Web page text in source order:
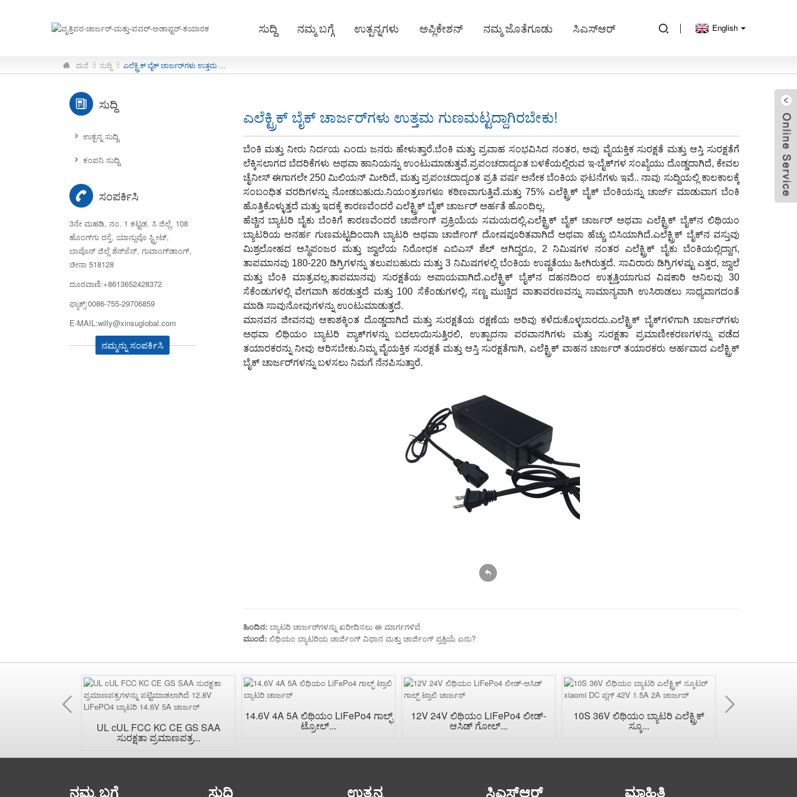
ಸುದ್ದಿ ನಮ್ಮ ಬಗ್ಗೆ ಉತ್ಪನ್ನಗಳು ಅಪ್ಲಿಕೇಶನ್ ನಮ್ಮ ಜೊತೆಗೂಡು ಸಿಎಸ್ಆರ್ English
ಮನೆ ಸುದ್ದಿ
ಸುದ್ದಿ
ಉತ್ಪನ್ನ ಸುದ್ದಿ
ಕಂಪನಿ ಸುದ್ದಿ
ಸಂಪರ್ಕಿಸಿ
3ನೇ ಮಹಡಿ, ನಂ. 1 ಕಟ್ಟಡ, ಸಿ ಜಿಲ್ಲೆ, 108
ಹೊಂಗ್‌ಗು ರಸ್ತೆ, ಯಾನ್ಲುವೊ ಸ್ಟ್ರೀಟ್,
ಬಾವೊನ್ ಜಿಲ್ಲೆ ಶೆನ್‌ಜೆನ್, ಗುವಾಂಗ್‌ಡಾಂಗ್,
ಚೀನಾ 518128
ದೂರವಾಣಿ:+8613652428372
ಫ್ಯಾಕ್ಸ್:0086-755-29706859
E-MAIL:willy@xinsuglobal.com
ನಮ್ಮನ್ನು ಸಂಪರ್ಕಿಸಿ
ಎಲೆಕ್ಟ್ರಿಕ್ ಬೈಕ್ ಚಾರ್ಜರ್‌ಗಳು ಉತ್ತಮ ಗುಣಮಟ್ಟದ್ದಾಗಿರಬೇಕು!
ಬೆಂಕಿ ಮತ್ತು ನೀರು ನಿರ್ದಯ ಎಂದು ಜನರು ಹೇಳುತ್ತಾರೆ.ಬೆಂಕಿ ಮತ್ತು ಪ್ರವಾಹ ಸಂಭವಿಸಿದ ನಂತರ, ಅವು ವೈಯಕ್ತಿಕ ಸುರಕ್ಷತೆ ಮತ್ತು ಆಸ್ತಿ ಸುರಕ್ಷತೆಗೆ
ಲೆಕ್ಕಿಸಲಾಗದ ಬೆದರಿಕೆಗಳು ಅಥವಾ ಹಾನಿಯನ್ನು ಉಂಟುಮಾಡುತ್ತವೆ.ಪ್ರಪಂಚದಾದ್ಯಂತ ಬಳಕೆಯಲ್ಲಿರುವ ಇ-ಬೈಕ್‌ಗಳ ಸಂಖ್ಯೆಯು ದೊಡ್ಡದಾಗಿದೆ, ಕೇವಲ
ಚೈನೀಸ್ ಈಗಾಗಲೇ 250 ಮಿಲಿಯನ್ ಮೀರಿದೆ, ಮತ್ತು ಪ್ರಪಂಚದಾದ್ಯಂತ ಪ್ರತಿ ವರ್ಷ ಅನೇಕ ಬೆಂಕಿಯ ಘಟನೆಗಳು ಇವೆ.. ನಾವು ಸುದ್ದಿಯಲ್ಲಿ ಕಾಲಕಾಲಕ್ಕೆ
ಸಂಬಂಧಿತ ವರದಿಗಳನ್ನು ನೋಡಬಹುದು.ನಿಯಂತ್ರಣಗಳೂ ಕಠಿಣವಾಗುತ್ತಿವೆ.ಮತ್ತು 75% ಎಲೆಕ್ಟ್ರಿಕ್ ಬೈಕ್ ಬೆಂಕಿಯನ್ನು ಚಾರ್ಜ್ ಮಾಡುವಾಗ ಬೆಂಕಿ
ಹೊತ್ತಿಕೊಳ್ಳುತ್ತದೆ ಮತ್ತು ಇದಕ್ಕೆ ಕಾರಣವೆಂದರೆ ಎಲೆಕ್ಟ್ರಿಕ್ ಬೈಕ್ ಚಾರ್ಜರ್ ಅರ್ಹತೆ ಹೊಂದಿಲ್ಲ.
ಹೆಚ್ಚಿನ ಬ್ಯಾಟರಿ ಬೈಕು ಬೆಂಕಿಗೆ ಕಾರಣವೆಂದರೆ ಚಾರ್ಜಿಂಗ್ ಪ್ರಕ್ರಿಯೆಯ ಸಮಯದಲ್ಲಿ.ಎಲೆಕ್ಟ್ರಿಕ್ ಬೈಕ್ ಚಾರ್ಜರ್ ಅಥವಾ ಎಲೆಕ್ಟ್ರಿಕ್ ಬೈಕ್‌ನ ಲಿಥಿಯಂ
ಬ್ಯಾಟರಿಯ ಅನರ್ಹ ಗುಣಮಟ್ಟದಿಂದಾಗಿ ಬ್ಯಾಟರಿ ಅಥವಾ ಚಾರ್ಜಿಂಗ್ ದೋಷಪೂರಿತವಾಗಿದೆ ಅಥವಾ ಹೆಚ್ಚು ಬಿಸಿಯಾಗಿದೆ.ಎಲೆಕ್ಟ್ರಿಕ್ ಬೈಕ್‌ನ ವಸ್ತುವು
ಮಿಶ್ರಲೋಹದ ಅಸ್ಥಿಪಂಜರ ಮತ್ತು ಜ್ವಾಲೆಯ ನಿರೋಧಕ ಎಬಿಎಸ್ ಶೆಲ್ ಆಗಿದ್ದರೂ, 2 ನಿಮಿಷಗಳ ನಂತರ ಎಲೆಕ್ಟ್ರಿಕ್ ಬೈಕು ಬೆಂಕಿಯಲ್ಲಿದ್ದಾಗ,
ತಾಪಮಾನವು 180-220 ಡಿಗ್ರಿಗಳನ್ನು ತಲುಪಬಹುದು ಮತ್ತು 3 ನಿಮಿಷಗಳಲ್ಲಿ ಬೆಂಕಿಯ ಉಷ್ಣತೆಯು ಹೀಗಿರುತ್ತದೆ. ಸಾವಿರಾರು ಡಿಗ್ರಿಗಳಷ್ಟು ಎತ್ತರ, ಜ್ವಾಲೆ
ಮತ್ತು ಬೆಂಕಿ ಮಾತ್ರವಲ್ಲ.ತಾಪಮಾನವು ಸುರಕ್ಷತೆಯ ಅಪಾಯವಾಗಿದೆ.ಎಲೆಕ್ಟ್ರಿಕ್ ಬೈಕ್‌ನ ದಹನದಿಂದ ಉತ್ಪತ್ತಿಯಾಗುವ ವಿಷಕಾರಿ ಅನಿಲವು 30
ಸೆಕೆಂಡುಗಳಲ್ಲಿ ವೇಗವಾಗಿ ಹರಡುತ್ತದೆ ಮತ್ತು 100 ಸೆಕೆಂಡುಗಳಲ್ಲಿ, ಸಣ್ಣ ಮುಚ್ಚಿದ ವಾತಾವರಣವನ್ನು ಸಾಮಾನ್ಯವಾಗಿ ಉಸಿರಾಡಲು ಸಾಧ್ಯವಾಗದಂತೆ
ಮಾಡಿ ಸಾವುನೋವುಗಳನ್ನು ಉಂಟುಮಾಡುತ್ತದೆ.
ಮಾನವನ ಜೀವನವು ಆಕಾಶಕ್ಕಿಂತ ದೊಡ್ಡದಾಗಿದೆ ಮತ್ತು ಸುರಕ್ಷತೆಯ ರಕ್ಷಣೆಯ ಅರಿವು ಕಳೆದುಕೊಳ್ಳಬಾರದು.ಎಲೆಕ್ಟ್ರಿಕ್ ಬೈಕ್‌ಗಳಿಗಾಗಿ ಚಾರ್ಜರ್‌ಗಳು
ಅಥವಾ ಲಿಥಿಯಂ ಬ್ಯಾಟರಿ ಪ್ಯಾಕ್‌ಗಳನ್ನು ಬದಲಾಯಿಸುತ್ತಿರಲಿ, ಉತ್ಪಾದನಾ ಪರವಾನಗಿಗಳು ಮತ್ತು ಸುರಕ್ಷತಾ ಪ್ರಮಾಣೀಕರಣಗಳನ್ನು ಪಡೆದ
ತಯಾರಕರನ್ನು ನೀವು ಆರಿಸಬೇಕು.ನಿಮ್ಮ ವೈಯಕ್ತಿಕ ಸುರಕ್ಷತೆ ಮತ್ತು ಆಸ್ತಿ ಸುರಕ್ಷತೆಗಾಗಿ, ಎಲೆಕ್ಟ್ರಿಕ್ ವಾಹನ ಚಾರ್ಜರ್ ತಯಾರಕರು ಅರ್ಹವಾದ ಎಲೆಕ್ಟ್ರಿಕ್
ಬೈಕ್ ಚಾರ್ಜರ್‌ಗಳನ್ನು ಬಳಸಲು ನಿಮಗೆ ನೆನಪಿಸುತ್ತಾರೆ.
ಹಿಂದಿನ: ಬ್ಯಾಟರಿ ಚಾರ್ಜರ್‌ಗಳನ್ನು ಖರೀದಿಸಲು ಈ ಮಾರ್ಗಗಳಿವೆ
ಮುಂದೆ: ಲಿಥಿಯಂ ಬ್ಯಾಟರಿಯ ಚಾರ್ಜಿಂಗ್ ವಿಧಾನ ಮತ್ತು ಚಾರ್ಜಿಂಗ್ ಪ್ರಕ್ರಿಯೆ ಏನು?
ಹಿಂದಿನ
UL cUL FCC KC CE GS SAA
ಸುರಕ್ಷತಾ ಪ್ರಮಾಣಪತ್ರ...
14.6V 4A 5A ಲಿಥಿಯಂ LiFePo4 ಗಾಲ್ಫ್
ಟ್ರೋಲ್...
12V 24V ಲಿಥಿಯಂ LiFePo4 ಲೀಡ್-
ಆಸಿಡ್ ಗೋಲ್...
10S 36V ಲಿಥಿಯಂ ಬ್ಯಾಟರಿ ಎಲೆಕ್ಟ್ರಿಕ್
ಸ್ಕೂ...
ನಮ್ಮ ಬಗ್ಗೆ ಸುದ್ದಿ ಉತ್ಪನ್ನ ಸಿಎಸ್ಆರ್ ಮಾಹಿತಿ